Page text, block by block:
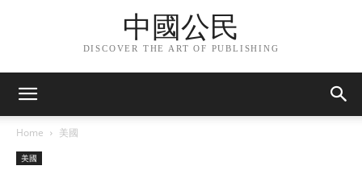
中國公民
DISCOVER THE ART OF PUBLISHING
Home 美國
美國